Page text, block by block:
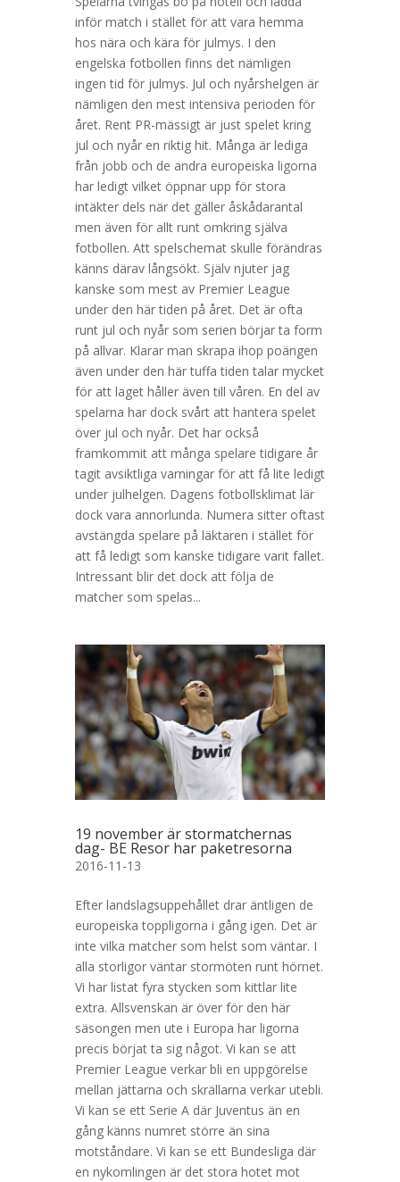
inför match i stället för att vara hemma
hos nära och kära för julmys. I den
engelska fotbollen finns det nämligen
ingen tid för julmys. Jul och nyårshelgen är
nämligen den mest intensiva perioden för
året. Rent PR-mässigt är just spelet kring
jul och nyår en riktig hit. Många är lediga
från jobb och de andra europeiska ligorna
har ledigt vilket öppnar upp för stora
intäkter dels när det gäller åskådarantal
men även för allt runt omkring själva
fotbollen. Att spelschemat skulle förändras
känns därav långsökt. Själv njuter jag
kanske som mest av Premier League
under den här tiden på året. Det är ofta
runt jul och nyår som serien börjar ta form
på allvar. Klarar man skrapa ihop poängen
även under den här tuffa tiden talar mycket
för att laget håller även till våren. En del av
spelarna har dock svårt att hantera spelet
över jul och nyår. Det har också
framkommit att många spelare tidigare år
tagit avsiktliga varningar för att få lite ledigt
under julhelgen. Dagens fotbollsklimat lär
dock vara annorlunda. Numera sitter oftast
avstängda spelare på läktaren i stället för
att få ledigt som kanske tidigare varit fallet.
Intressant blir det dock att följa de
matcher som spelas...
19 november är stormatchernas
dag- BE Resor har paketresorna
2016-11-13
Efter landslagsuppehållet drar äntligen de
europeiska toppligorna i gång igen. Det är
inte vilka matcher som helst som väntar. I
alla storligor väntar stormöten runt hörnet.
Vi har listat fyra stycken som kittlar lite
extra. Allsvenskan är över för den här
säsongen men ute i Europa har ligorna
precis börjat ta sig något. Vi kan se att
Premier League verkar bli en uppgörelse
mellan jättarna och skrällarna verkar utebli.
Vi kan se ett Serie A där Juventus än en
gång känns numret större än sina
motståndare. Vi kan se ett Bundesliga där
en nykomlingen är det stora hotet mot